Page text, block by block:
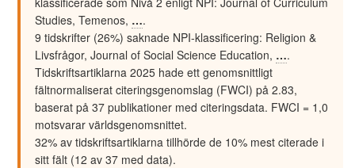
Studies, Temenos, ….
9 tidskrifter (26%) saknade NPI-klassificering: Religion &
Livsfrågor, Journal of Social Science Education, ….
Tidskriftsartiklarna 2025 hade ett genomsnittligt
fältnormaliserat citeringsgenomslag (FWCI) på 2.83,
baserat på 37 publikationer med citeringsdata. FWCI = 1,0
motsvarar världsgenomsnittet.
32% av tidskriftsartiklarna tillhörde de 10% mest citerade i
sitt fält (12 av 37 med data).